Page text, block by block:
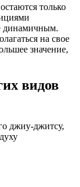
только
динамичным.
на свое
значение,
видов
джиу-джитсу,